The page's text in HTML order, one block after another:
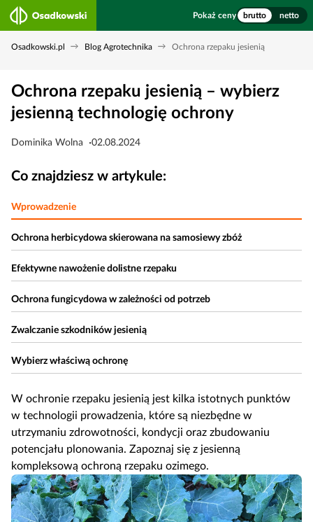
Pokaż ceny brutto netto
Osadkowski.pl Blog Agrotechnika Ochrona rzepaku jesienią
Ochrona rzepaku jesienią – wybierz
jesienną technologię ochrony
Dominika Wolna 02.08.2024
Co znajdziesz w artykule:
Wprowadzenie
Ochrona herbicydowa skierowana na samosiewy zbóż
Efektywne nawożenie dolistne rzepaku
Ochrona fungicydowa w zależności od potrzeb
Zwalczanie szkodników jesienią
Wybierz właściwą ochronę
W ochronie rzepaku jesienią jest kilka istotnych punktów
w technologii prowadzenia, które są niezbędne w
utrzymaniu zdrowotności, kondycji oraz zbudowaniu
potencjału plonowania. Zapoznaj się z jesienną
kompleksową ochroną rzepaku ozimego.